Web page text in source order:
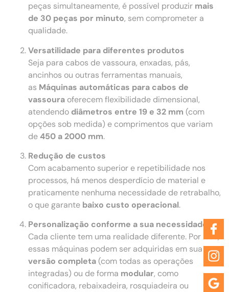
peças simultaneamente, é possível produzir mais
de 30 peças por minuto, sem comprometer a
qualidade.
Versatilidade para diferentes produtos
Seja para cabos de vassoura, enxadas, pás,
ancinhos ou outras ferramentas manuais,
as Máquinas automáticas para cabos de
vassoura oferecem flexibilidade dimensional,
atendendo diâmetros entre 19 e 32 mm (com
opções sob medida) e comprimentos que variam
de450 a 2000 mm.
Redução de custos
Com acabamento superior e repetibilidade nos
processos, há menos desperdício de material e
praticamente nenhuma necessidade de retrabalho,
o que garante baixo custo operacional.
Personalização conforme a sua necessidade
Cada cliente tem uma realidade diferente. Por isso,
essas máquinas podem ser adquiridas em sua
versão completa (com todas as operações
integradas) ou de forma modular, como
conificadora, rebaixadeira, rosquiadeira ou